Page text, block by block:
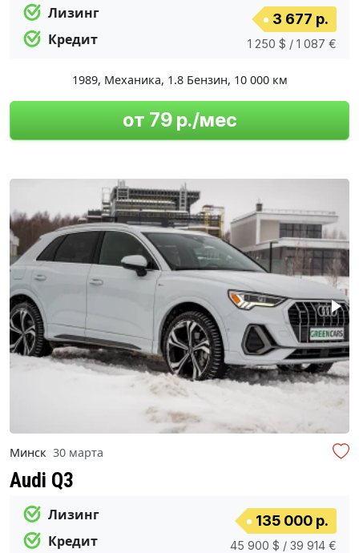
Лизинг
Кредит
3 677 р.
1 250 $ / 1 087 €
1989, Механика, 1.8 Бензин, 10 000 км
от 79 р./мес
Минск 30 марта
Audi Q3
Лизинг
Кредит
135 000 р.
45 900 $ / 39 914 €